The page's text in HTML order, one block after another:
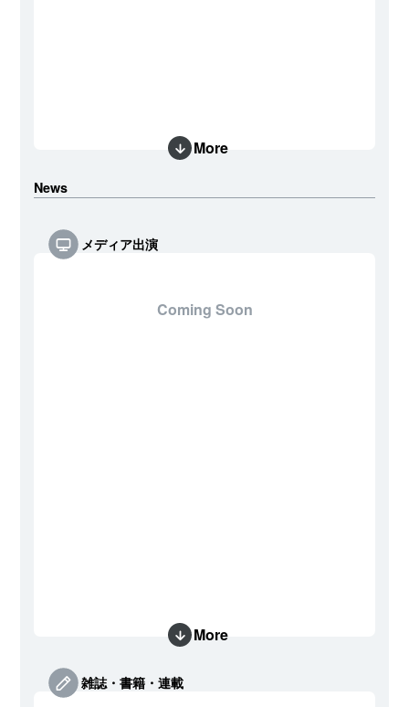
More
News
メディア出演
Coming Soon
More
雑誌・書籍・連載